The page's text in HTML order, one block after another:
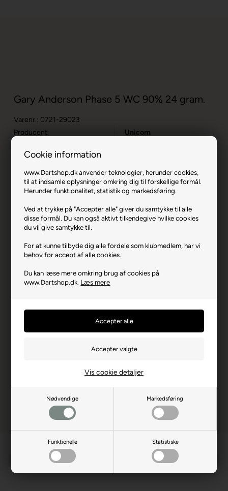
Cookie information
www.Dartshop.dk anvender teknologier, herunder cookies,
til at indsamle oplysninger omkring dig til forskellige formål.
Herunder funktionalitet, statistik og markedsføring.
Ved at trykke på "Accepter alle" giver du samtykke til alle
disse formål. Du kan også aktivt tilkendegive hvilke cookies
du vil give samtykke til.
For at kunne tilbyde dig alle fordele som klubmedlem, har vi
behov for accept af alle cookies.
Du kan læse mere omkring brug af cookies på
www.Dartshop.dk. Læs mere
Nødvendige Markedsføring
Funktionelle Statistiske
Vis cookie detaljer
Gary Anderson Phase 5 WC 90% 24 gram.
Varenr.: 0721-29023
Producent
Unicorn
Vægt
Længde i mm
52,4
Stænger & Flights
Gripper 4 Elements & Phase
Spidser
Volute Spidser
sæt flights medfølger
Producentadresse
Producent hjemmeside
Advarsler
Dart er en sport for voksne.
opsyn.